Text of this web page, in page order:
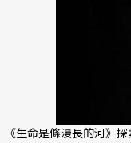
《生命是條漫長的河》